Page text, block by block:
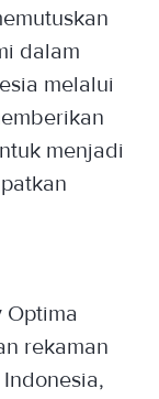
dalam
melalui
menjadi
Optima
rekaman